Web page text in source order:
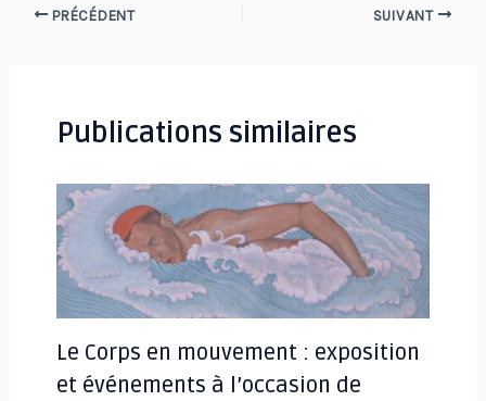
Navigation
PRÉCÉDENT SUIVANT
Publications similaires
Le Corps en mouvement : exposition
et événements à l’occasion de